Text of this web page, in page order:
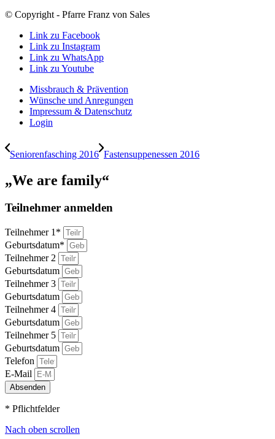
© Copyright - Pfarre Franz von Sales
Link zu Facebook
Link zu Instagram
Link zu WhatsApp
Link zu Youtube
Missbrauch & Prävention
Wünsche und Anregungen
Impressum & Datenschutz
Login
Seniorenfasching 2016 Fastensuppenessen 2016
„We are family“
Teilnehmer anmelden
Teilnehmer 1*
Geburtsdatum*
Teilnehmer 2
Geburtsdatum
Teilnehmer 3
Geburtsdatum
Teilnehmer 4
Geburtsdatum
Teilnehmer 5
Geburtsdatum
Telefon
E-Mail
Absenden
* Pflichtfelder
Nach oben scrollen